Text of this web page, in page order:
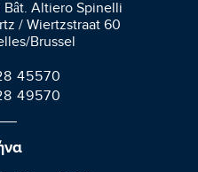
Altiero Spinelli
/ Wiertzstraat 60
Brussel
45570
49570